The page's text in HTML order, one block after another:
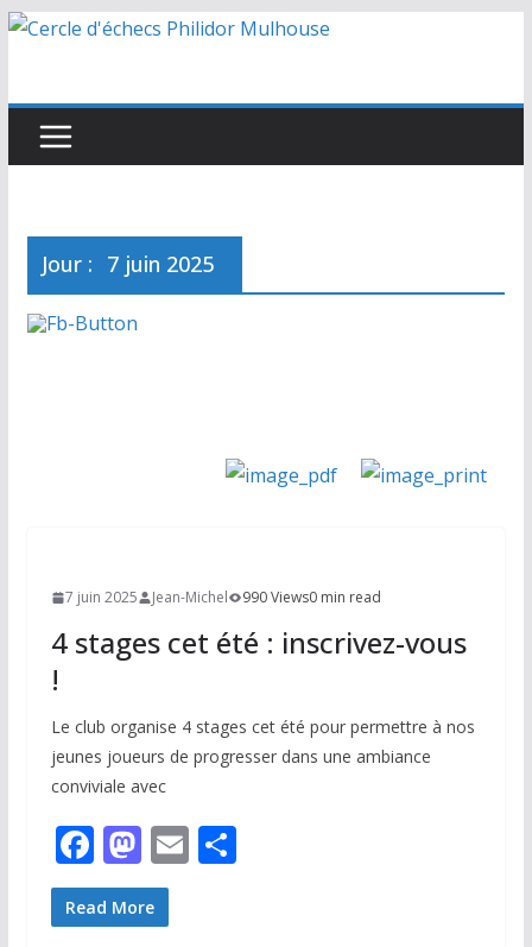
Passer
Jour : 7 juin 2025
7 juin 2025 Jean-Michel 990 Views0 min read
4 stages cet été : inscrivez-vous
!
Le club organise 4 stages cet été pour permettre à nos
jeunes joueurs de progresser dans une ambiance
conviviale avec
F
ac
e
M
as
to
E P
Read More